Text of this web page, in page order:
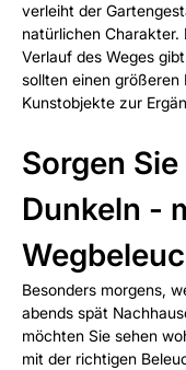
verleiht der
natürlichen
Verlauf des Weges
sollten einen größeren
Kunstobjekte zur
Sorgen
Dunkeln -
Besonders morgens,
abends spät
möchten Sie sehen
mit der richtigen